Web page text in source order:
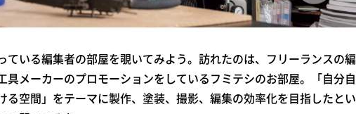
いる編集者の部屋を覗いてみよう。訪れたのは、フリーランスの編
メーカーのプロモーションをしているフミテシのお部屋。「自分自
る空間」をテーマに製作、塗装、撮影、編集の効率化を目指したとい